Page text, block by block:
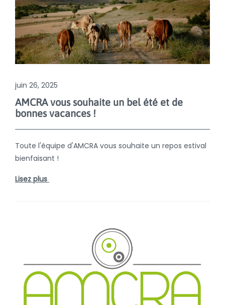
juin 26, 2025
AMCRA vous souhaite un bel été et de
bonnes vacances !
Toute l'équipe d'AMCRA vous souhaite un repos estival
bienfaisant !
Lisez plus